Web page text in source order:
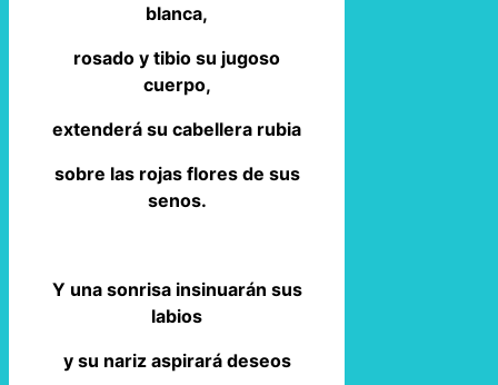
blanca,
rosado y tibio su jugoso
cuerpo,
extenderá su cabellera rubia
sobre las rojas flores de sus
senos.
Y una sonrisa insinuarán sus
labios
y su nariz aspirará deseos